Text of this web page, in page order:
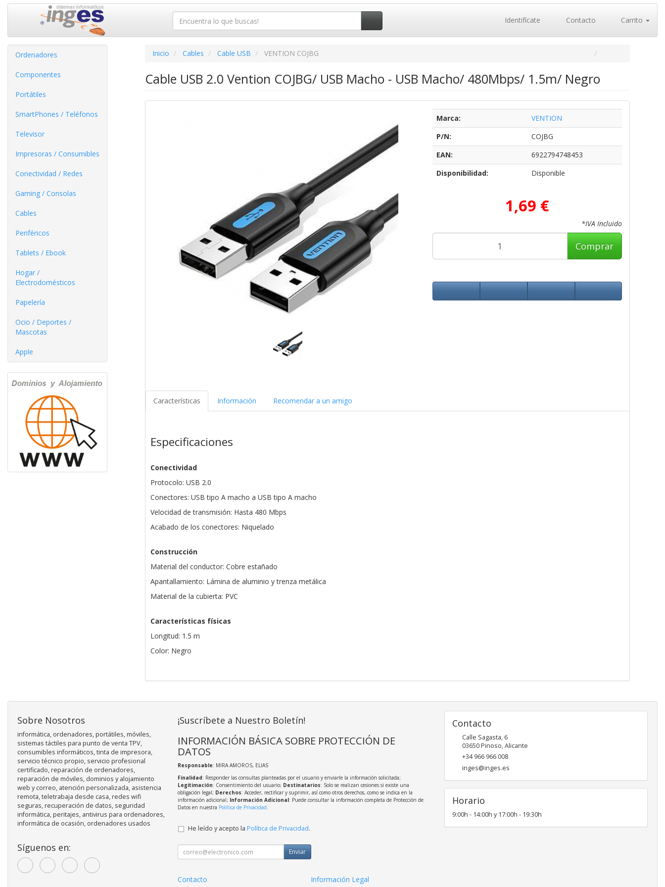
Identifícate Contacto Carrito
Ordenadores
Componentes
Portátiles
SmartPhones / Teléfonos
Televisor
Impresoras / Consumibles
Conectividad / Redes
Gaming / Consolas
Cables
Periféricos
Tablets / Ebook
Hogar /
Electrodomésticos
Papelería
Ocio / Deportes /
Mascotas
Apple
Inicio Cables Cable USB VENTION COJBG
Cable USB 2.0 Vention COJBG/ USB Macho - USB Macho/ 480Mbps/ 1.5m/ Negro
Marca:
VENTION
P/N:
COJBG
EAN:
6922794748453
Disponibilidad:
Disponible
1,69 €
*IVA Incluido
Comprar
Características Información Recomendar a un amigo
Especificaciones
Conectividad
Protocolo: USB 2.0
Conectores: USB tipo A macho a USB tipo A macho
Velocidad de transmisión: Hasta 480 Mbps
Acabado de los conectores: Niquelado
Construcción
Material del conductor: Cobre estañado
Apantallamiento: Lámina de aluminio y trenza metálica
Material de la cubierta: PVC
Características físicas
Longitud: 1.5 m
Color: Negro
Sobre Nosotros
informática, ordenadores, portátiles, móviles,
sistemas táctiles para punto de venta TPV,
consumibles informáticos, tinta de impresora,
servicio técnico propio, servicio profesional
certificado, reparación de ordenadores,
reparación de móviles, dominios y alojamiento
web y correo, atención personalizada, asistencia
remota, teletrabaja desde casa, redes wifi
seguras, recuperación de datos, seguridad
informática, peritajes, antivirus para ordenadores,
informática de ocasión, ordenadores usados
Síguenos en:
¡Suscríbete a Nuestro Boletín!
INFORMACIÓN BÁSICA SOBRE PROTECCIÓN DE
DATOS
Responsable: MIRA AMOROS, ELIAS
Finalidad: Responder las consultas planteadas por el usuario y enviarle la información solicitada;
Legitimación: Consentimiento del usuario; Destinatarios: Solo se realizan cesiones si existe una
obligación legal; Derechos: Acceder, rectificar y suprimir, así como otros derechos, como se indica en la
información adicional; Información Adicional: Puede consultar la información completa de Protección de
Datos en nuestra Política de Privacidad.
He leído y acepto la Política de Privacidad.
Enviar
Contacto
Información Legal
Contacto
Calle Sagasta, 6
03650Pinoso,Alicante
+34 966 966 008
inges@inges.es
Horario
9:00h - 14:00h y 17:00h - 19:30h